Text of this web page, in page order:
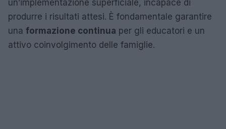
un’implementazione superficiale, incapace di
produrre i risultati attesi. È fondamentale garantire
una formazione continua per gli educatori e un
attivo coinvolgimento delle famiglie.